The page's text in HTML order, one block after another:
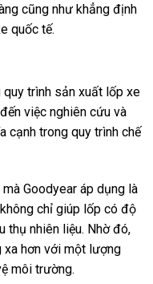
cũng như khẳng định
quốc tế.
quy trình sản xuất lốp xe
việc nghiên cứu và
cạnh trong quy trình chế
Goodyear áp dụng là
chỉ giúp lốp có độ
thụ nhiên liệu. Nhờ đó,
hơn với một lượng
môi trường.